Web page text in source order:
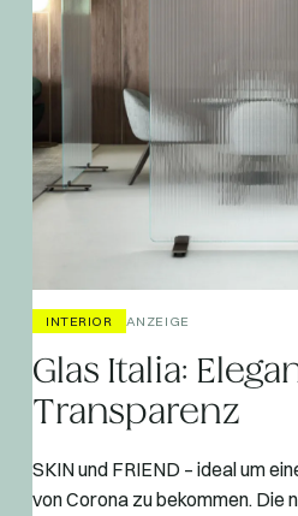
INTERIOR ANZEIGE
Glas Italia:
Transparenz
SKIN und FRIEND – ideal um
von Corona zu bekommen. Die